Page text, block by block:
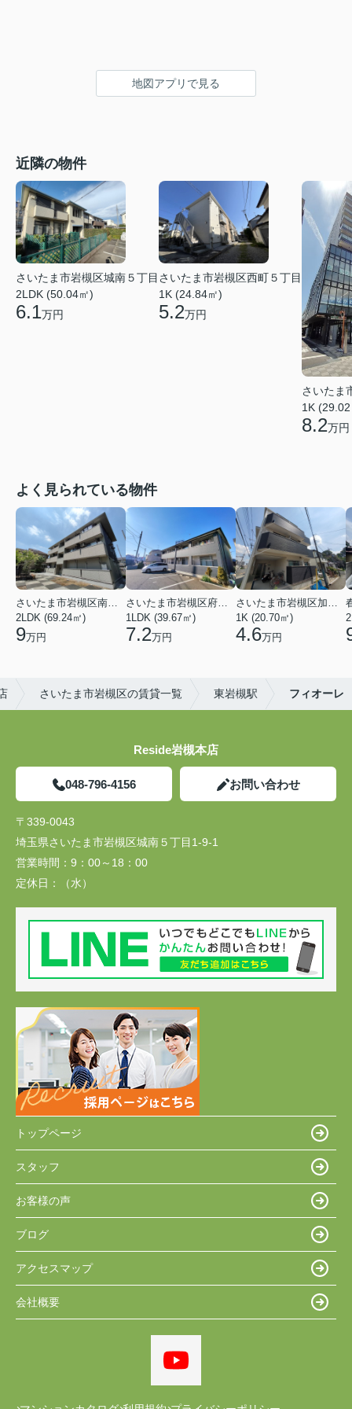
地図アプリで見る
近隣の物件
さいたま市岩槻区城南５丁目
2LDK (50.04㎡)
6.1万円
さいたま市岩槻区西町５丁目
1K (24.84㎡)
5.2万円
さいたま
1K
8.2万円
よく見られている物件
2LDK (69.24㎡)
9万円
1LDK (39.67㎡)
7.2万円
1K (20.70㎡)
4.6万円
さいたま市岩槻区の賃貸一覧 東岩槻駅 フィオーレ
Reside岩槻本店
048-796-4156 お問い合わせ
〒339-0043
埼玉県さいたま市岩槻区城南５丁目1-9-1
営業時間： 9：00～18：00
定休日：
（水）
トップページ
スタッフ
お客様の声
ブログ
アクセスマップ
会社概要